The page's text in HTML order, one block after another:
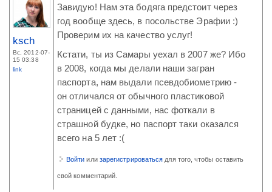
ksch
Вс, 2012-07-
15 03:38
link
Завидую! Нам эта бодяга предстоит через
год вообще здесь, в посольстве Эрафии :)
Проверим их на качество услуг!
Кстати, ты из Самары уехал в 2007 же? Ибо
в 2008, когда мы делали наши загран
паспорта, нам выдали псевдобиометрию -
он отличался от обычного пластиковой
страницей с данными, нас фоткали в
страшной будке, но паспорт таки оказался
всего на 5 лет :(
Войти или зарегистрироваться для того, чтобы оставить
свой комментарий.